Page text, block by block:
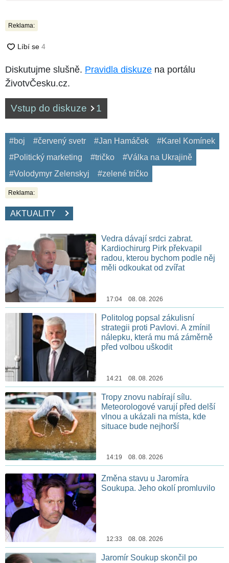
Reklama:
Diskutujme slušně. Pravidla diskuze na portálu
ŽivotvČesku.cz.
Vstup do diskuze 1
#boj #červený svetr #Jan Hamáček
#Karel Komínek
#Politický marketing
#tričko
#Válka na Ukrajině
#Volodymyr Zelenskyj
#zelené tričko
Reklama:
AKTUALITY
Vedra dávají srdci zabrat.
Kardiochirurg Pirk překvapil
radou, kterou bychom podle něj
měli odkoukat od zvířat
17:04 08. 08. 2026
Politolog popsal zákulisní
strategii proti Pavlovi. A zmínil
nálepku, která mu má záměrně
před volbou uškodit
14:21 08. 08. 2026
Tropy znovu nabírají sílu.
Meteorologové varují před delší
vlnou a ukázali na místa, kde
situace bude nejhorší
14:19 08. 08. 2026
Změna stavu u Jaromíra
Soukupa. Jeho okolí promluvilo
12:33 08. 08. 2026
Jaromír Soukup skončil po